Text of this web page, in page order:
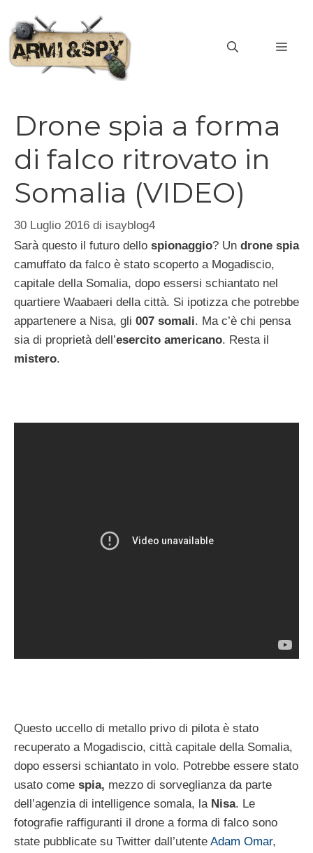
contenuto
Drone spia a forma
di falco ritrovato in
Somalia (VIDEO)
30 Luglio 2016 di isayblog4
Sarà questo il futuro dello spionaggio? Un drone spia
camuffato da falco è stato scoperto a Mogadiscio,
capitale della Somalia, dopo essersi schiantato nel
quartiere Waabaeri della città. Si ipotizza che potrebbe
appartenere a Nisa, gli 007 somali. Ma c’è chi pensa
sia di proprietà dell’esercito americano. Resta il
mistero.
Questo uccello di metallo privo di pilota è stato
recuperato a Mogadiscio, città capitale della Somalia,
dopo essersi schiantato in volo. Potrebbe essere stato
usato come spia, mezzo di sorveglianza da parte
dell’agenzia di intelligence somala, la Nisa. Le
fotografie raffiguranti il drone a forma di falco sono
state pubblicate su Twitter dall’utente Adam Omar,